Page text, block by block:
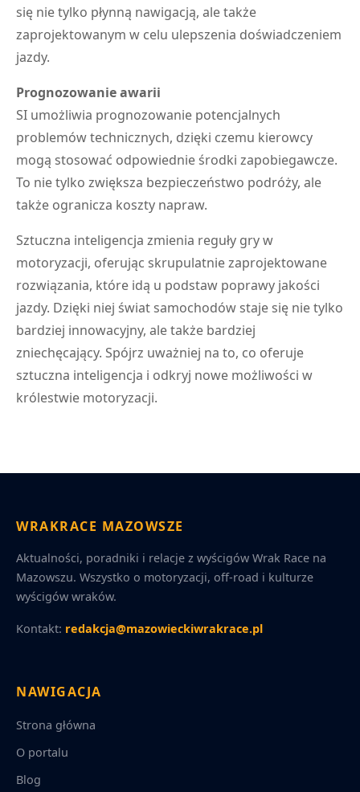
się nie tylko płynną nawigacją, ale także
zaprojektowanym w celu ulepszenia doświadczeniem
jazdy.
Prognozowanie awarii
SI umożliwia prognozowanie potencjalnych
problemów technicznych, dzięki czemu kierowcy
mogą stosować odpowiednie środki zapobiegawcze.
To nie tylko zwiększa bezpieczeństwo podróży, ale
także ogranicza koszty napraw.
Sztuczna inteligencja zmienia reguły gry w
motoryzacji, oferując skrupulatnie zaprojektowane
rozwiązania, które idą u podstaw poprawy jakości
jazdy. Dzięki niej świat samochodów staje się nie tylko
bardziej innowacyjny, ale także bardziej
zniechęcający. Spójrz uważniej na to, co oferuje
sztuczna inteligencja i odkryj nowe możliwości w
królestwie motoryzacji.
WRAKRACE MAZOWSZE
Aktualności, poradniki i relacje z wyścigów Wrak Race na
Mazowszu. Wszystko o motoryzacji, off-road i kulturze
wyścigów wraków.
Kontakt: redakcja@mazowieckiwrakrace.pl
NAWIGACJA
Strona główna
O portalu
Blog